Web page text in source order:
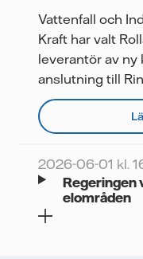
Vattenfall och
Kraft har valt
leverantör av ny
anslutning till
2026-06-01 kl.
Regeringen
elområden